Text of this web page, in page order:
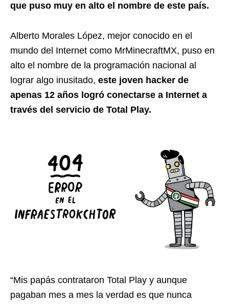
que puso muy en alto el nombre de este país.
Alberto Morales López, mejor conocido en el
mundo del Internet como MrMinecraftMX, puso en
alto el nombre de la programación nacional al
lograr algo inusitado, este joven hacker de
apenas 12 años logró conectarse a Internet a
través del servicio de Total Play.
“Mis papás contrataron Total Play y aunque
pagaban mes a mes la verdad es que nunca